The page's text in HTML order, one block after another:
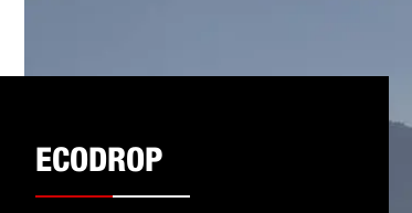
ECODROP